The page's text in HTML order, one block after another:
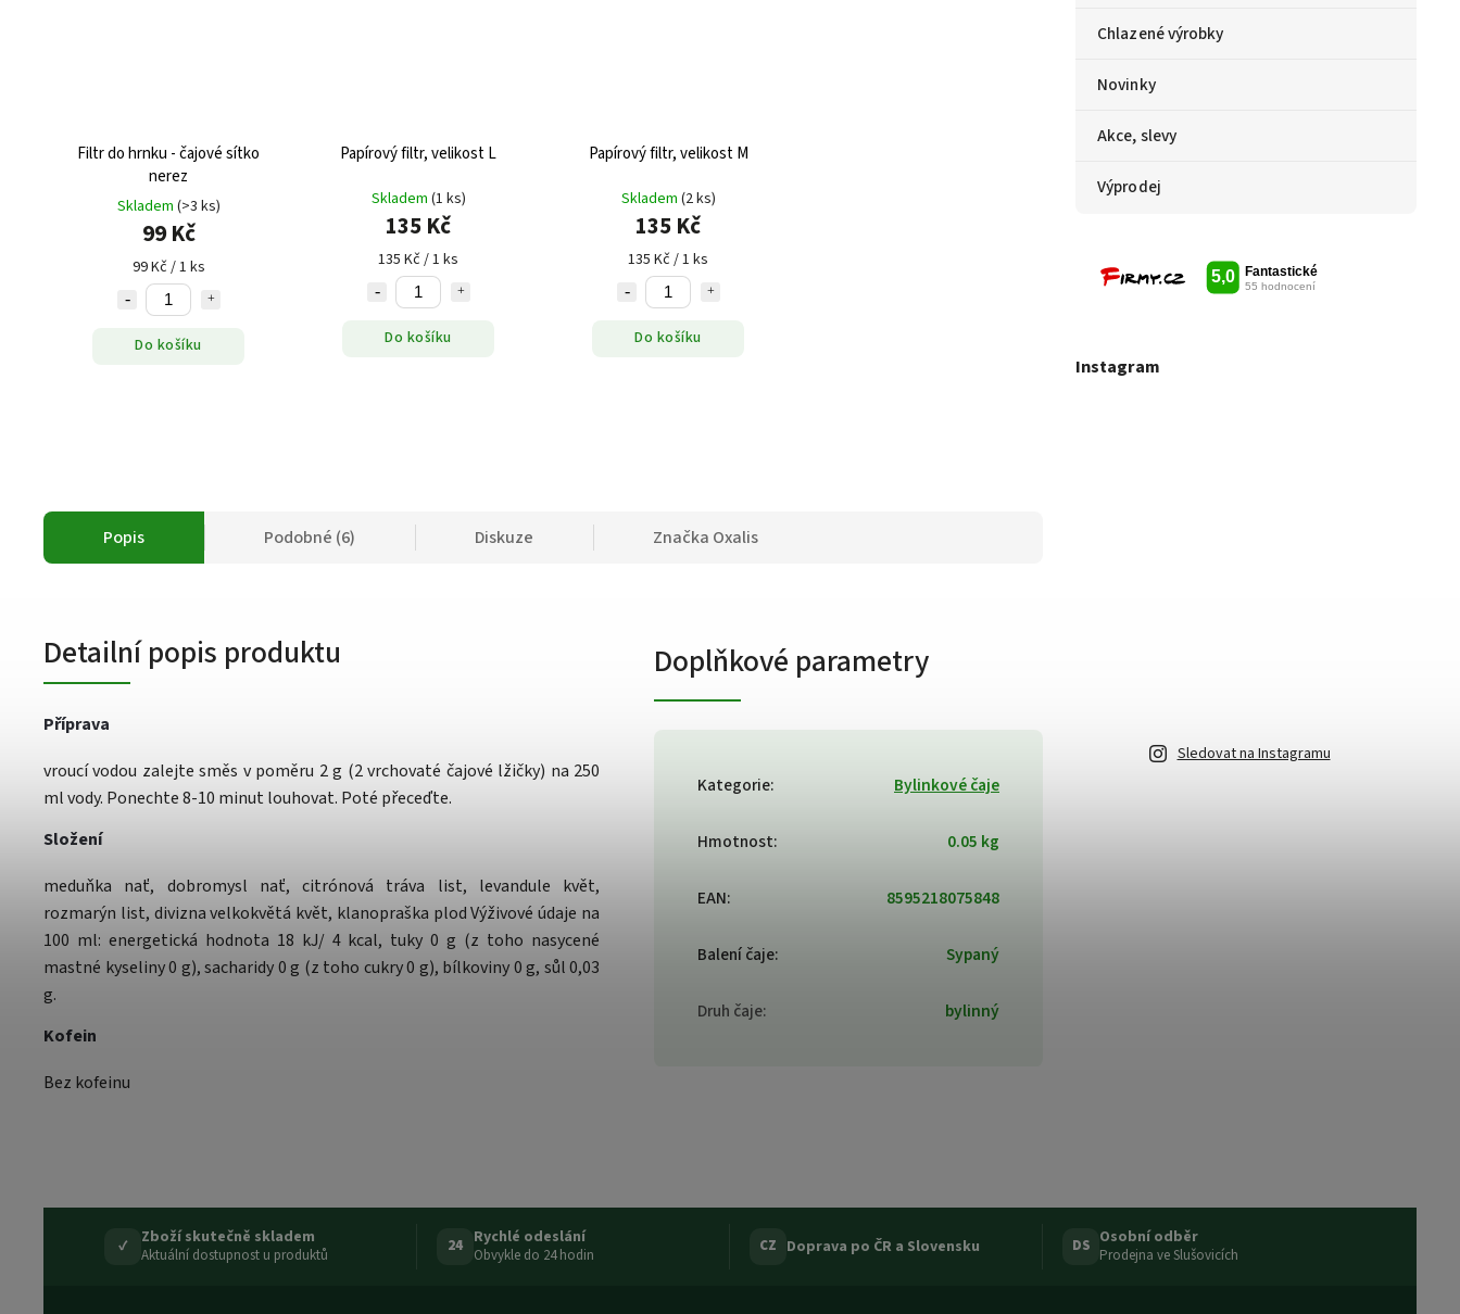
Chlazené výrobky
Novinky
Akce, slevy
Výprodej
Instagram
Sledovat na Instagramu
Filtr do hrnku - čajové sítko
nerez
Skladem (>3 ks)
99 Kč
99 Kč / 1 ks
Do košíku
Papírový filtr, velikost L
Skladem (1 ks)
135 Kč
135 Kč / 1 ks
Do košíku
Papírový filtr, velikost M
Skladem (2 ks)
135 Kč
135 Kč / 1 ks
Do košíku
Popis Podobné (6) Diskuze Značka Oxalis
Detailní popis produktu
Příprava
vroucí vodou zalejte směs v poměru 2 g (2 vrchovaté čajové lžičky) na 250
ml vody. Ponechte 8-10 minut louhovat. Poté přeceďte.
Složení
meduňka nať, dobromysl nať, citrónová tráva list, levandule květ,
rozmarýn list, divizna velkokvětá květ, klanopraška plod Výživové údaje na
100 ml: energetická hodnota 18 kJ/ 4 kcal, tuky 0 g (z toho nasycené
mastné kyseliny 0 g), sacharidy 0 g (z toho cukry 0 g), bílkoviny 0 g, sůl 0,03
g.
Kofein
Bez kofeinu
Doplňkové parametry
Kategorie: Bylinkové čaje
Hmotnost: 0.05 kg
EAN: 8595218075848
Balení čaje: Sypaný
Druh čaje: bylinný
✓ Zboží skutečně skladem
Aktuální dostupnost u produktů 24 Rychlé odeslání
Obvykle do 24 hodin CZ Doprava po ČR a Slovensku DS Osobní odběr
Prodejna ve Slušovicích